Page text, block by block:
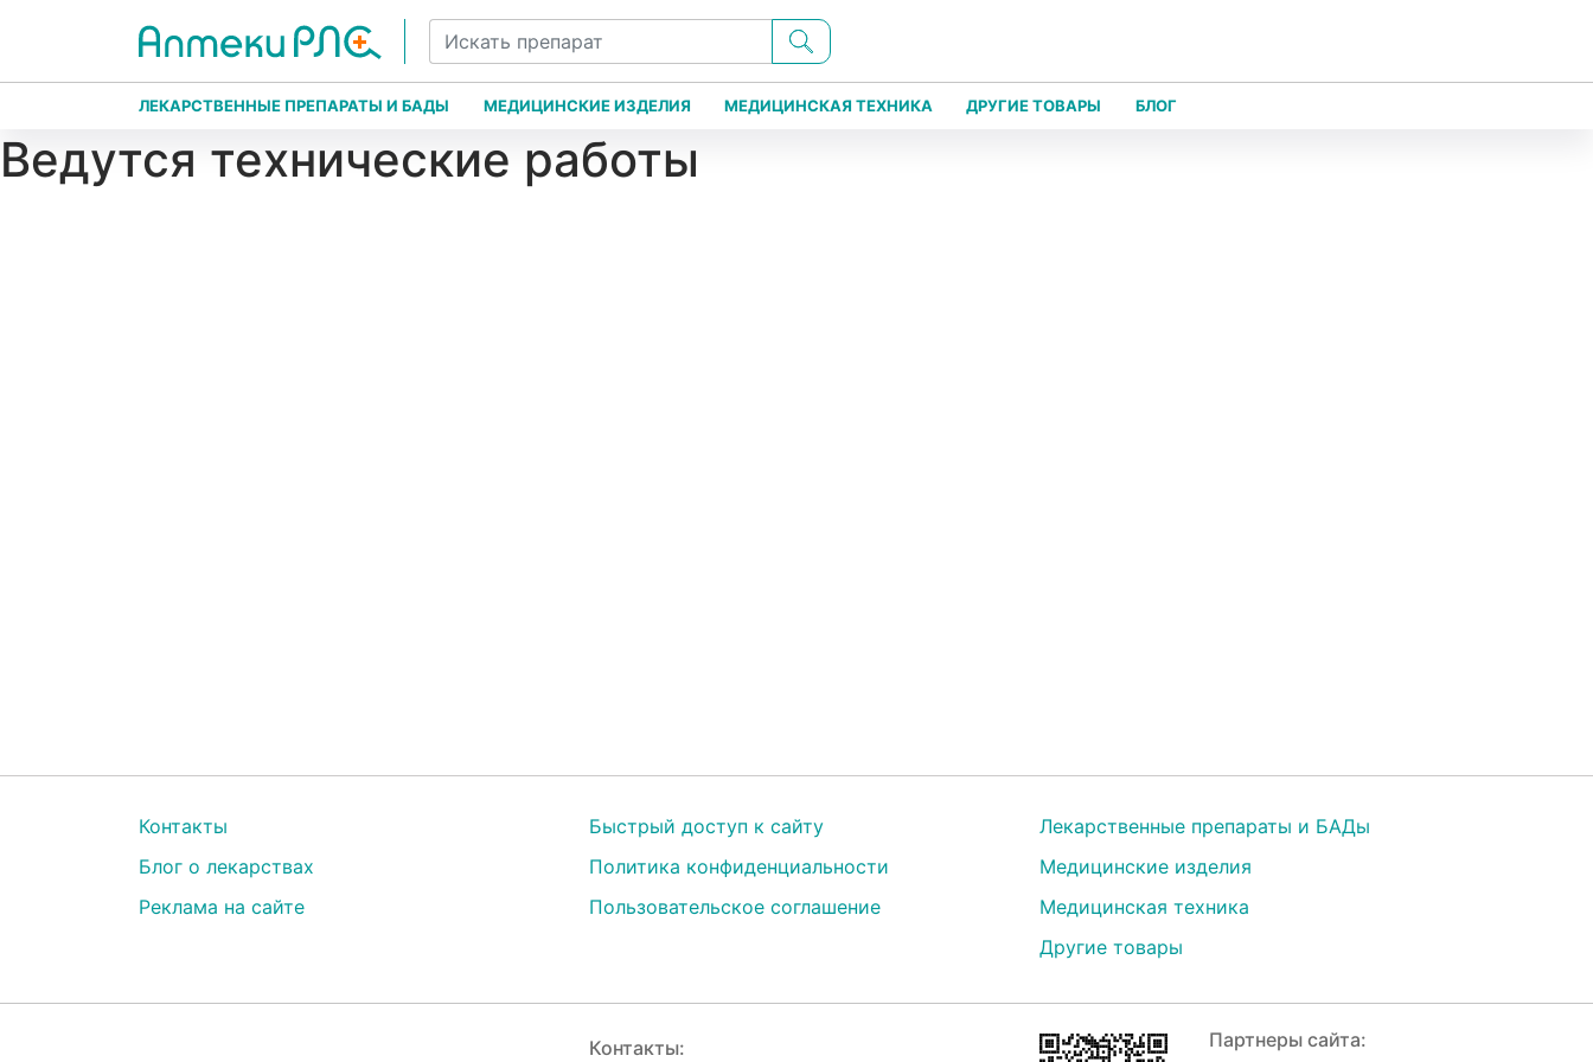
ЛЕКАРСТВЕННЫЕ ПРЕПАРАТЫ И БАДЫ МЕДИЦИНСКИЕ ИЗДЕЛИЯ МЕДИЦИНСКАЯ ТЕХНИКА ДРУГИЕ ТОВАРЫ БЛОГ
Ведутся технические работы
Контакты
Блог о лекарствах
Реклама на сайте
Быстрый доступ к сайту
Политика конфиденциальности
Пользовательское соглашение
Лекарственные препараты и БАДы
Медицинские изделия
Медицинская техника
Другие товары
Контакты: Партнеры сайта: